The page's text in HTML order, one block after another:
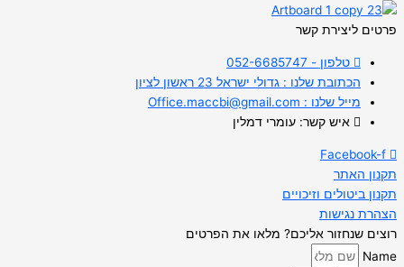
פרטים ליצירת קשר
טלפון - 052-6685747
הכתובת שלנו : גדולי ישראל 23 ראשון לציון
מייל שלנו : Office.maccbi@gmail.com
איש קשר: עומרי דמלין
Facebook-f
תקנון האתר
תקנון ביטולים וזיכויים
הצהרת נגישות
רוצים שנחזור אליכם? מלאו את הפרטים
Name